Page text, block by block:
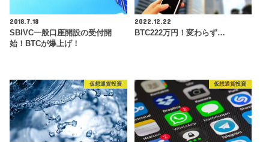
2018.7.18
SBIVC一般口座開設の受付開
始！BTCが爆上げ！
2022.12.22
BTC222万円！変わらず…
仮想通貨投資 仮想通貨投資